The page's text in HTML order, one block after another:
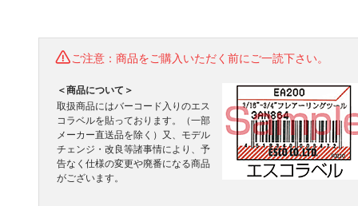
ご注意：商品をご購入いただく前にご一読下さい。
＜商品について＞
取扱商品にはバーコード入りのエス
コラベルを貼っております。（一部
メーカー直送品を除く）又、モデル
チェンジ・改良等諸事情により、予
告なく仕様の変更や廃番になる商品
がございます。